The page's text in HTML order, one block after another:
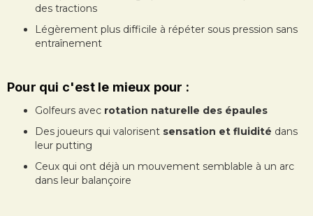
des tractions
Légèrement plus difficile à répéter sous pression sans
entraînement
Pour qui c'est le mieux pour :
Golfeurs avec rotation naturelle des épaules
Des joueurs qui valorisent sensation et fluidité dans
leur putting
Ceux qui ont déjà un mouvement semblable à un arc
dans leur balançoire